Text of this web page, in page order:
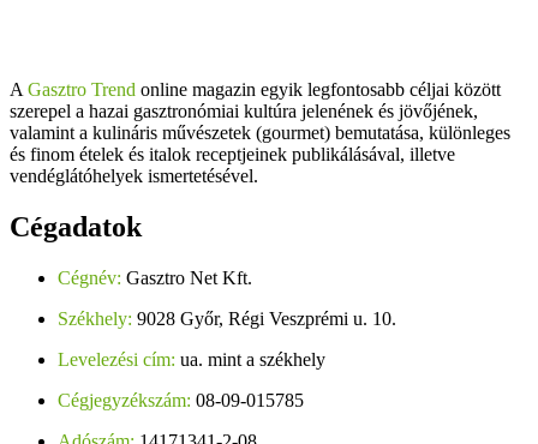
A Gasztro Trend online magazin egyik legfontosabb céljai között
szerepel a hazai gasztronómiai kultúra jelenének és jövőjének,
valamint a kulináris művészetek (gourmet) bemutatása, különleges
és finom ételek és italok receptjeinek publikálásával, illetve
vendéglátóhelyek ismertetésével.
Cégadatok
Cégnév: Gasztro Net Kft.
Székhely: 9028 Győr, Régi Veszprémi u. 10.
Levelezési cím: ua. mint a székhely
Cégjegyzékszám: 08-09-015785